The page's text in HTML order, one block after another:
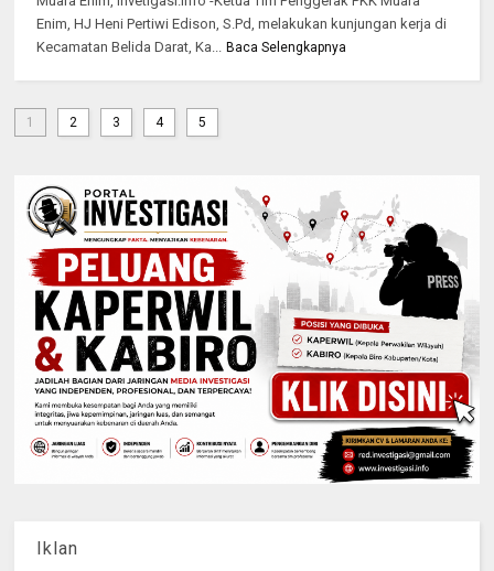
Enim, HJ Heni Pertiwi Edison, S.Pd, melakukan kunjungan kerja di
Kecamatan Belida Darat, Ka...
Baca Selengkapnya
1 2 3 4 5
Iklan